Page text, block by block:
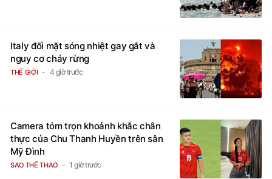
Italy đối mặt sóng nhiệt gay gắt và
nguy cơ cháy rừng
THẾ GIỚI 4 giờ trước
Camera tóm trọn khoảnh khắc chân
thực của Chu Thanh Huyền trên sân
Mỹ Đình
SAO THỂ THAO 1 giờ trước